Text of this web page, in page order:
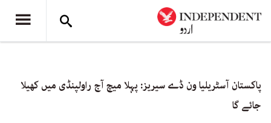
پاکستان آسٹریلیا ون ڈے سیریز: پہلا میچ آج راولپنڈی میں کھیلا
جائے گا